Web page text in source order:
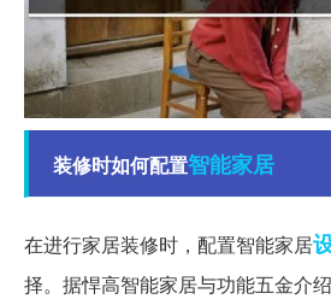
装修时如何配置智能家居
在进行家居装修时，配置智能家居
择。据悍高智能家居与功能五金介